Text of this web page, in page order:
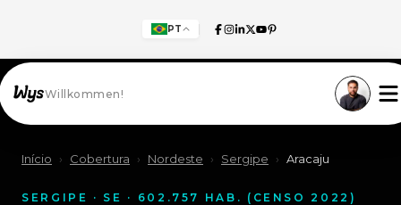
PT
Willkommen!
Início › Cobertura › Nordeste › Sergipe › Aracaju
SERGIPE · SE · 602.757 HAB. (CENSO 2022)